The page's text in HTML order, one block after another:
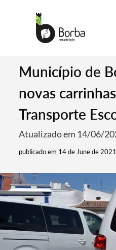
Município de
novas
Transporte
Atualizado em 14/06/
publicado em 14 de June de 2021